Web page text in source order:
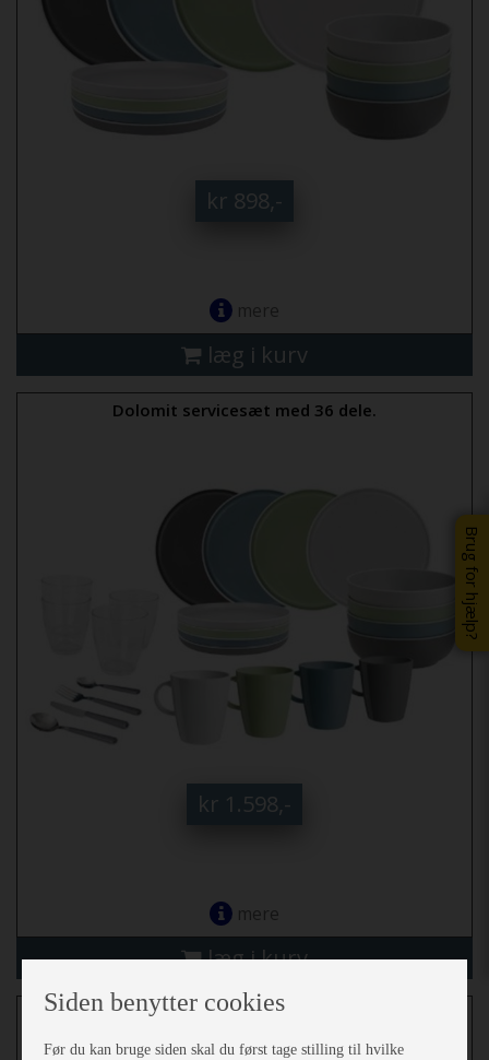
Brug for hjælp?
kr 898,-
mere
læg i kurv
Dolomit servicesæt med 36 dele.
kr 1.598,-
mere
læg i kurv
Dolomit flad tallerken Ø25 cm, lysegrøn.
Siden benytter cookies
Før du kan bruge siden skal du først tage stilling til hvilke